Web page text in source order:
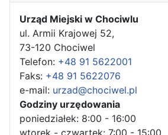
Urząd Miejski w Chociwlu
ul. Armii Krajowej 52,
73-120 Chociwel
Telefon: +48 91 5622001
Faks: +48 91 5622076
e-mail: urzad@chociwel.pl
Godziny urzędowania
poniedziałek: 8:00 - 16:00